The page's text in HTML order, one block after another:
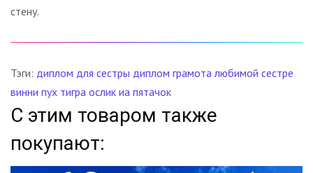
стену.
Тэги: диплом для сестры диплом грамота любимой сестре
винни пух тигра ослик иа пятачок
С этим товаром также
покупают: